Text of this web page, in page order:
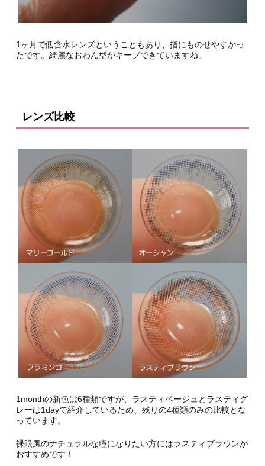
1ヶ月で低含水レンズということもあり、指にものせやすかっ
たです。綺麗なおわん型がキープできていますね。
レンズ比較
1monthの新色は6種類ですが、ラスティベージュとラスティグ
レーは1dayで紹介しているため、残りの4種類のみの比較とな
っています。
裸眼風のナチュラルな瞳になりたい方にはラスティブラウンが
おすすめです！